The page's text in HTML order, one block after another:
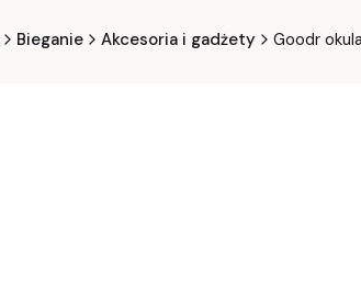
Bieganie Akcesoria i gadżety Goodr